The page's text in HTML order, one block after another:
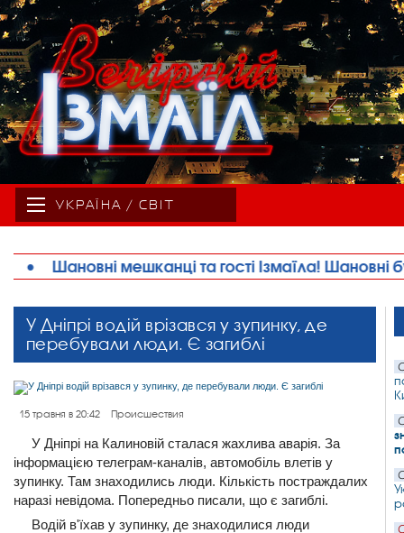
УКРАЇНА / СВІТ
Ізмаїла! Шановні будівельники міста! • На
У Дніпрі водій врізався у зупинку, де
перебували люди. Є загиблі
15 травня в 20:42 Происшествия
У Дніпрі на Калиновій сталася жахлива аварія. За
інформацією телеграм-каналів, автомобіль влетів у
зупинку. Там знаходились люди. Кількість постраждалих
наразі невідома. Попередньо писали, що є загиблі.
Водій в'їхав у зупинку, де знаходилися люди